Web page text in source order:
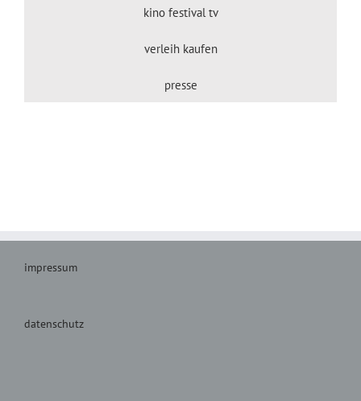
kino festival tv
verleih kaufen
presse
impressum
datenschutz